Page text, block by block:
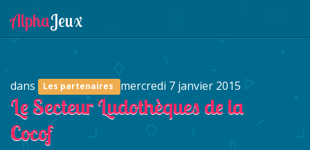
dans Les partenaires mercredi 7 janvier 2015
Le Secteur Ludothèques de la
Cocof